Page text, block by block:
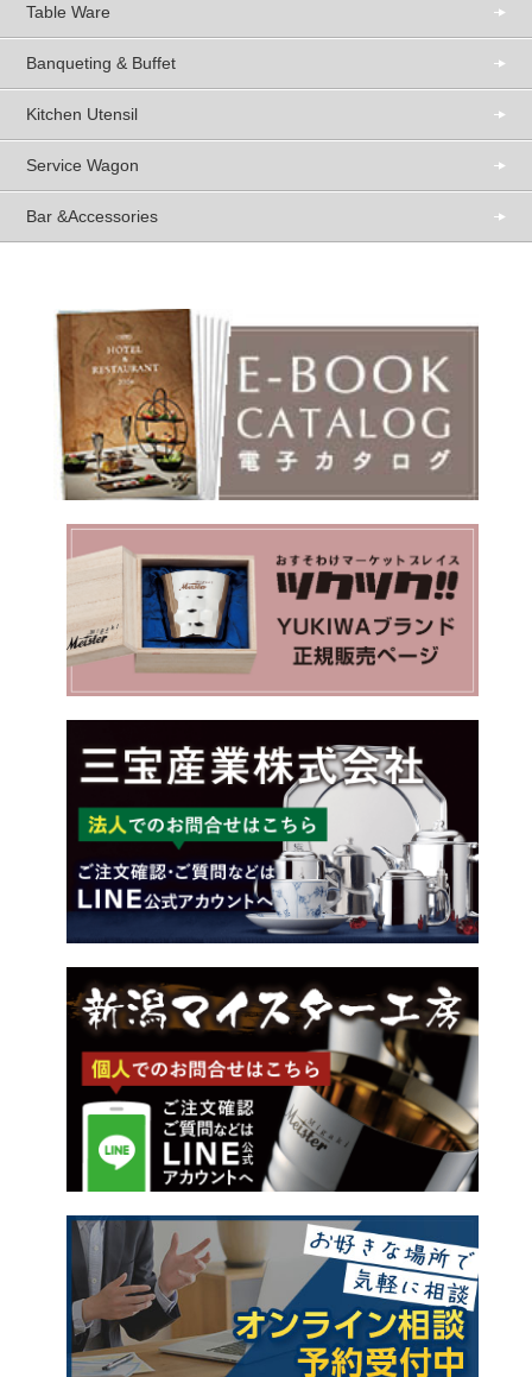
Table Ware
Banqueting & Buffet
Kitchen Utensil
Service Wagon
Bar &Accessories